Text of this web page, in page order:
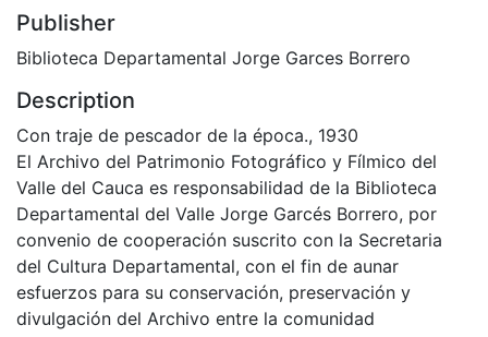
Publisher
Biblioteca Departamental Jorge Garces Borrero
Description
Con traje de pescador de la época., 1930
El Archivo del Patrimonio Fotográfico y Fílmico del
Valle del Cauca es responsabilidad de la Biblioteca
Departamental del Valle Jorge Garcés Borrero, por
convenio de cooperación suscrito con la Secretaria
del Cultura Departamental, con el fin de aunar
esfuerzos para su conservación, preservación y
divulgación del Archivo entre la comunidad